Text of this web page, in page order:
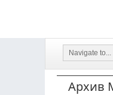
Архив